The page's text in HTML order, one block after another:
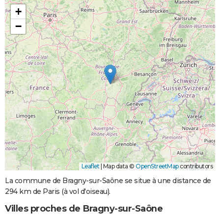
+
−
Leaflet Map data © OpenStreetMapcontributors
La commune de Bragny-sur-Saône se situe à une distance de
294 km de Paris (à vol d'oiseau).
Villes proches de Bragny-sur-Saône